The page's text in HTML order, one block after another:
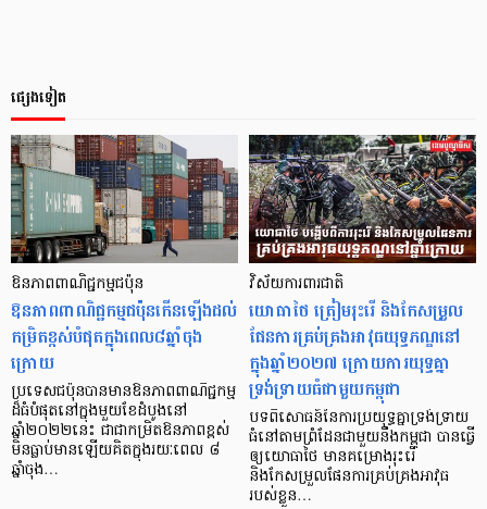
ផ្សេងទៀត
ឱនភាពពាណិជ្ជកម្មជប៉ុន
ឱនភាពពាណិជ្ជកម្មជប៉ុនកើនឡើងដល់
កម្រិតខ្ពស់បំផុតក្នុងពេល៨ឆ្នាំចុង
ក្រោយ
ប្រទេសជប៉ុនបានមានឱនភាពពាណិជ្ជកម្ម
ដ៏ធំបំផុតនៅក្នុងមួយខែដំបូងនៅ
ឆ្នាំ២០២២នេះ ជាជាកម្រិតឱនភាពខ្ពស់
មិនធ្លាប់មានឡើយគិតក្នុងរយៈពេល ៨
ឆ្នាំចុង…
វិស័យការពារជាតិ
យោធាថៃ ត្រៀមរុះរើ និងកែសម្រួល
ផែនការគ្រប់គ្រងអាវុធយុទ្ធភណ្ឌនៅ
ក្នុងឆ្នាំ២០២៧ ក្រោយការយុទ្ធគ្នា
ទ្រង់ទ្រាយធំជាមួយកម្ពុជា
បទពិសោធន៍នៃការប្រយុទ្ធគ្នាទ្រង់ទ្រាយ
ធំនៅតាមព្រំដែនជាមួយនឹងកម្ពុជា បានធ្វើ
ឲ្យយោធាថៃ មានគម្រោងរុះរើ
និងកែសម្រួលផែនការគ្រប់គ្រងអាវុធ
របស់ខ្លួន…